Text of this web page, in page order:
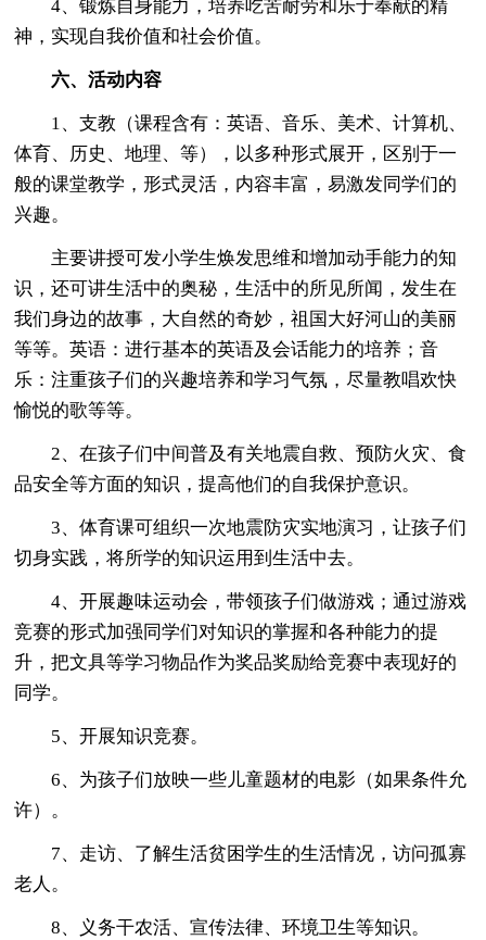
4、锻炼自身能力，培养吃苦耐劳和乐于奉献的精
神，实现自我价值和社会价值。
六、活动内容
1、支教（课程含有：英语、音乐、美术、计算机、
体育、历史、地理、等），以多种形式展开，区别于一
般的课堂教学，形式灵活，内容丰富，易激发同学们的
兴趣。
主要讲授可发小学生焕发思维和增加动手能力的知
识，还可讲生活中的奥秘，生活中的所见所闻，发生在
我们身边的故事，大自然的奇妙，祖国大好河山的美丽
等等。英语：进行基本的英语及会话能力的培养；音
乐：注重孩子们的兴趣培养和学习气氛，尽量教唱欢快
愉悦的歌等等。
2、在孩子们中间普及有关地震自救、预防火灾、食
品安全等方面的知识，提高他们的自我保护意识。
3、体育课可组织一次地震防灾实地演习，让孩子们
切身实践，将所学的知识运用到生活中去。
4、开展趣味运动会，带领孩子们做游戏；通过游戏
竞赛的形式加强同学们对知识的掌握和各种能力的提
升，把文具等学习物品作为奖品奖励给竞赛中表现好的
同学。
5、开展知识竞赛。
6、为孩子们放映一些儿童题材的电影（如果条件允
许）。
7、走访、了解生活贫困学生的生活情况，访问孤寡
老人。
8、义务干农活、宣传法律、环境卫生等知识。